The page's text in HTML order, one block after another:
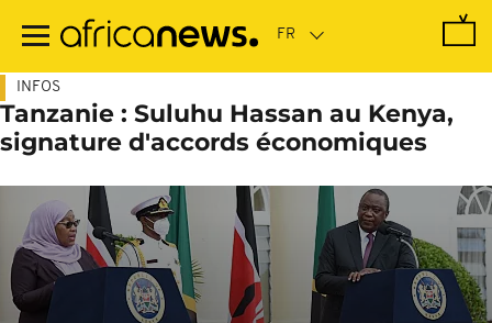
contenu
INFOS
Tanzanie : Suluhu Hassan au Kenya,
signature d'accords économiques